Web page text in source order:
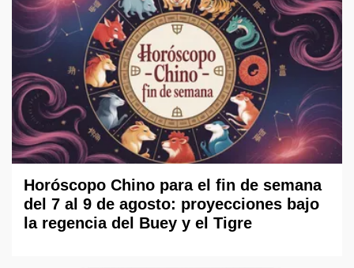
Horóscopo Chino para el fin de semana
del 7 al 9 de agosto: proyecciones bajo
la regencia del Buey y el Tigre